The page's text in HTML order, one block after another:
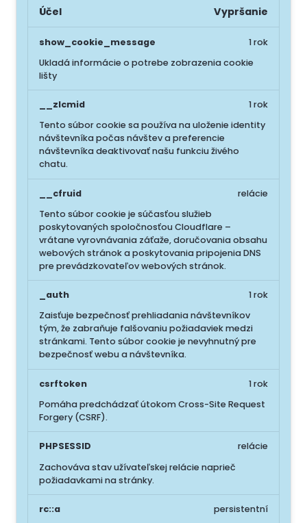
Účel Vypršanie
show_cookie_message
Ukladá informácie o potrebe zobrazenia cookie
lišty
1 rok
__zlcmid
Tento súbor cookie sa používa na uloženie identity
návštevníka počas návštev a preferencie
návštevníka deaktivovať našu funkciu živého
chatu.
1 rok
__cfruid
Tento súbor cookie je súčasťou služieb
poskytovaných spoločnosťou Cloudflare –
vrátane vyrovnávania záťaže, doručovania obsahu
webových stránok a poskytovania pripojenia DNS
pre prevádzkovateľov webových stránok.
relácie
_auth
Zaisťuje bezpečnosť prehliadania návštevníkov
tým, že zabraňuje falšovaniu požiadaviek medzi
stránkami. Tento súbor cookie je nevyhnutný pre
bezpečnosť webu a návštevníka.
1 rok
csrftoken
Pomáha predchádzať útokom Cross-Site Request
Forgery (CSRF).
1 rok
PHPSESSID
Zachováva stav užívateľskej relácie naprieč
požiadavkami na stránky.
relácie
rc::a
persistentní